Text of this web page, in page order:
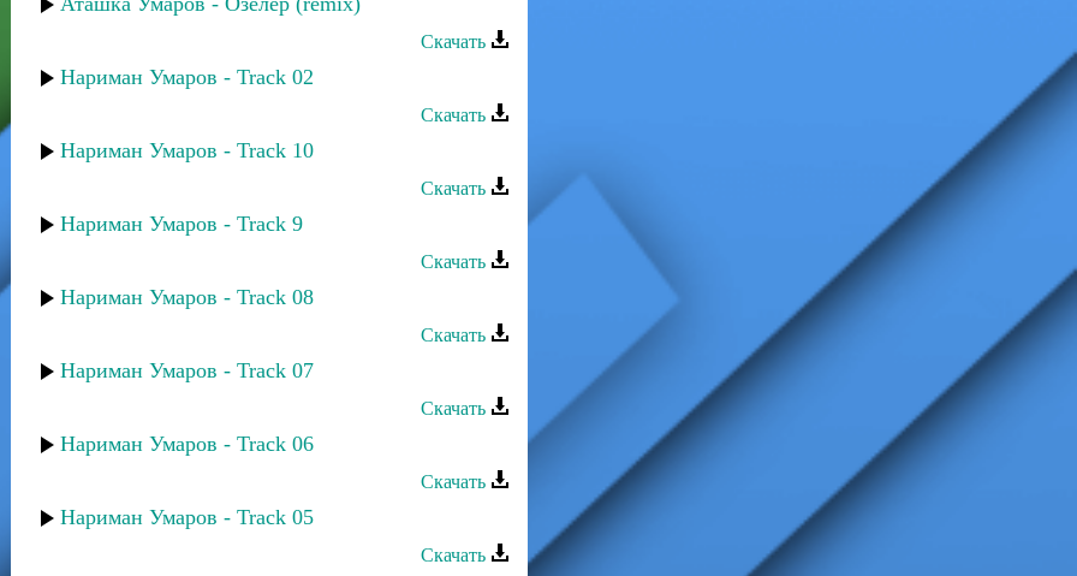
Скачать
Нариман Умаров - Track 02
Скачать
Нариман Умаров - Track 10
Скачать
Нариман Умаров - Track 9
Скачать
Нариман Умаров - Track 08
Скачать
Нариман Умаров - Track 07
Скачать
Нариман Умаров - Track 06
Скачать
Нариман Умаров - Track 05
Скачать